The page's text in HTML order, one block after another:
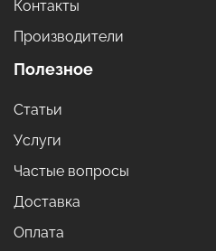
Контакты
Производители
Полезное
Статьи
Услуги
Частые вопросы
Доставка
Оплата